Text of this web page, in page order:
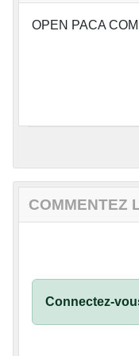
OPEN PACA
COMMENTEZ
Connectez-